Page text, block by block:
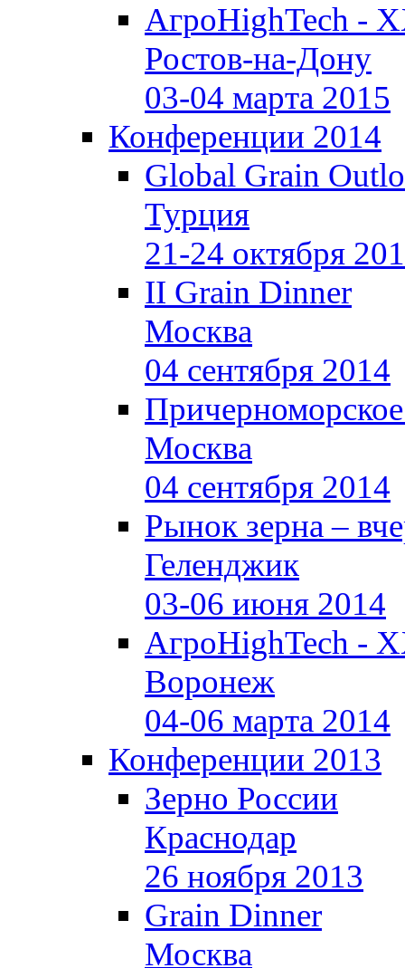
АгроHighTech -
Ростов-на-Дону
03-04 марта 2015
Конференции 2014
Global Grain
Турция
21-24 октября
II Grain Dinner
Москва
04 сентября 2014
Москва
04 сентября 2014
Рынок зерна –
Геленджик
03-06 июня 2014
АгроHighTech -
Воронеж
04-06 марта 2014
Конференции 2013
Зерно России
Краснодар
26 ноября 2013
Grain Dinner
Москва